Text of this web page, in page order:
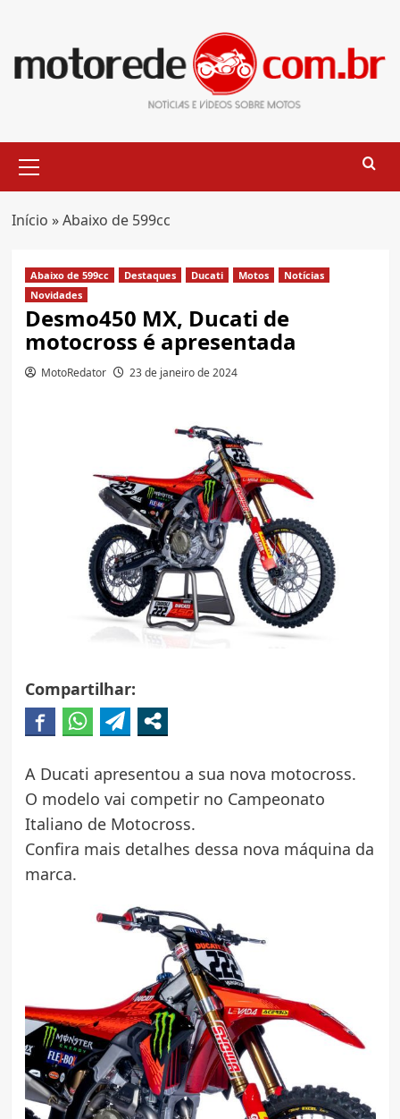
content
Menu
Início »Abaixo de 599cc
Abaixo de 599cc Destaques Ducati Motos
Notícias
Novidades
Desmo450 MX, Ducati de
motocross é apresentada
MotoRedator 23 de janeiro de 2024
Compartilhar:
A Ducati apresentou a sua nova motocross.
O modelo vai competir no Campeonato
Italiano de Motocross.
Confira mais detalhes dessa nova máquina da
marca.